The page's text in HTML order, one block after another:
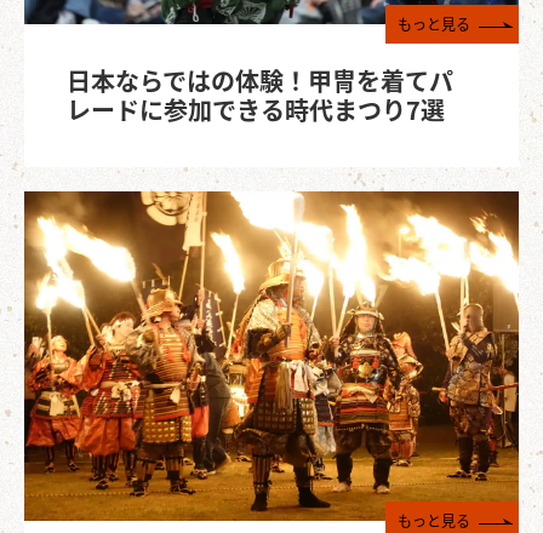
日本ならではの体験！甲冑を着てパ
レードに参加できる時代まつり7選
もっと見る
もっと見る